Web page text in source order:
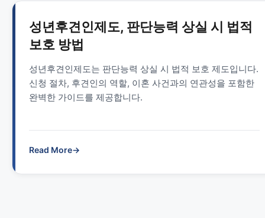
성년후견인제도, 판단능력 상실 시 법적
보호 방법
성년후견인제도는 판단능력 상실 시 법적 보호 제도입니다.
신청 절차, 후견인의 역할, 이혼 사건과의 연관성을 포함한
완벽한 가이드를 제공합니다.
Read More→